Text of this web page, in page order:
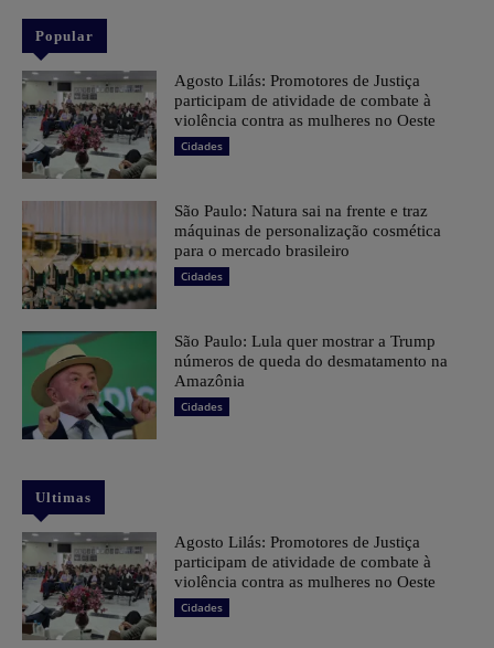
Popular
Agosto Lilás: Promotores de Justiça
participam de atividade de combate à
violência contra as mulheres no Oeste
Cidades
São Paulo: Natura sai na frente e traz
máquinas de personalização cosmética
para o mercado brasileiro
Cidades
São Paulo: Lula quer mostrar a Trump
números de queda do desmatamento na
Amazônia
Cidades
Ultimas
Agosto Lilás: Promotores de Justiça
participam de atividade de combate à
violência contra as mulheres no Oeste
Cidades